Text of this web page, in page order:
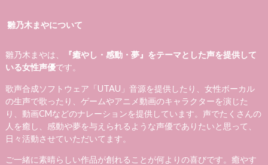
雛乃木まやについて
雛乃木まやは、
『癒やし・感動・夢』をテーマとした声を提供して
いる女性声優です。
歌声合成ソフトウェア「UTAU」音源を提供したり、女性ボーカル
の生声で歌ったり、ゲームやアニメ動画のキャラクターを演じた
り、動画CMなどのナレーションを提供しています。声でたくさんの
人を癒し、感動や夢を与えられるような声優でありたいと思って、
日々活動させていただいてます。
ご一緒に素晴らしい作品が創れることが何よりの喜びです。癒やす